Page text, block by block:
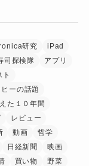
研究
iPad
司探検隊
アプリ
ト
ヒーの話題
た１０年間
レビュー
動画
哲学
日経新聞
映画
買い物
野菜